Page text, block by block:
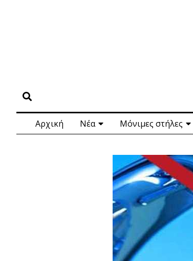
Αρχική Νέα Μόνιμες στήλες